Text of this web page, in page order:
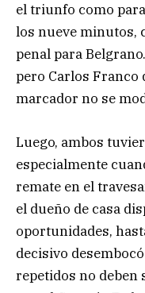
el triunfo como
los nueve minutos,
penal para
pero Carlos Franco
marcador no se
Luego, ambos
especialmente
remate en el
el dueño de casa
oportunidades,
decisivo
repetidos no deben